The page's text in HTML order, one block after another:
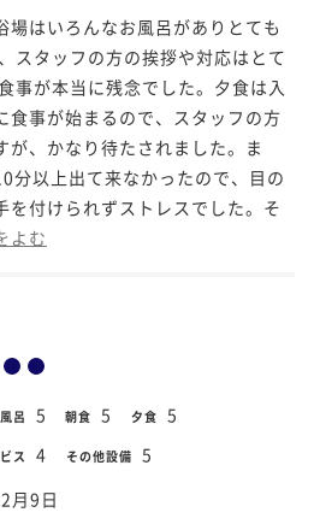
場はいろんなお風呂がありとても
スタッフの方の挨拶や対応はとて
事が本当に残念でした。夕食は入
食事が始まるので、スタッフの方
が、かなり待たされました。ま
分以上出て来なかったので、目の
を付けられずストレスでした。そ
よむ
風呂 5 朝食 5 夕食 5
ス 4 その他設備 5
月9日